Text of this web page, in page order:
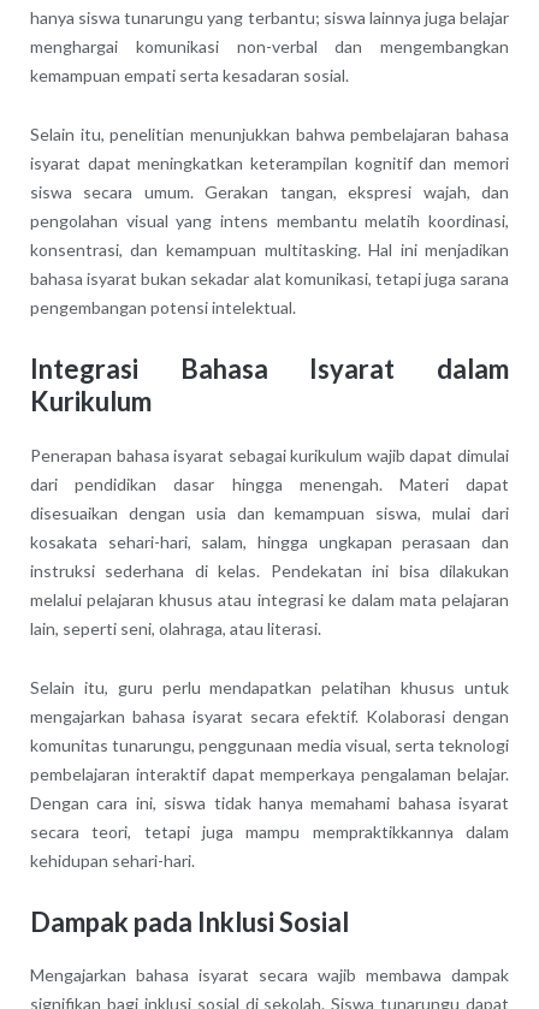
hanya siswa tunarungu yang terbantu; siswa lainnya juga belajar
menghargai komunikasi non-verbal dan mengembangkan
kemampuan empati serta kesadaran sosial.
Selain itu, penelitian menunjukkan bahwa pembelajaran bahasa
isyarat dapat meningkatkan keterampilan kognitif dan memori
siswa secara umum. Gerakan tangan, ekspresi wajah, dan
pengolahan visual yang intens membantu melatih koordinasi,
konsentrasi, dan kemampuan multitasking. Hal ini menjadikan
bahasa isyarat bukan sekadar alat komunikasi, tetapi juga sarana
pengembangan potensi intelektual.
Integrasi Bahasa Isyarat dalam
Kurikulum
Penerapan bahasa isyarat sebagai kurikulum wajib dapat dimulai
dari pendidikan dasar hingga menengah. Materi dapat
disesuaikan dengan usia dan kemampuan siswa, mulai dari
kosakata sehari-hari, salam, hingga ungkapan perasaan dan
instruksi sederhana di kelas. Pendekatan ini bisa dilakukan
melalui pelajaran khusus atau integrasi ke dalam mata pelajaran
lain, seperti seni, olahraga, atau literasi.
Selain itu, guru perlu mendapatkan pelatihan khusus untuk
mengajarkan bahasa isyarat secara efektif. Kolaborasi dengan
komunitas tunarungu, penggunaan media visual, serta teknologi
pembelajaran interaktif dapat memperkaya pengalaman belajar.
Dengan cara ini, siswa tidak hanya memahami bahasa isyarat
secara teori, tetapi juga mampu mempraktikkannya dalam
kehidupan sehari-hari.
Dampak pada Inklusi Sosial
Mengajarkan bahasa isyarat secara wajib membawa dampak
signifikan bagi inklusi sosial di sekolah. Siswa tunarungu dapat